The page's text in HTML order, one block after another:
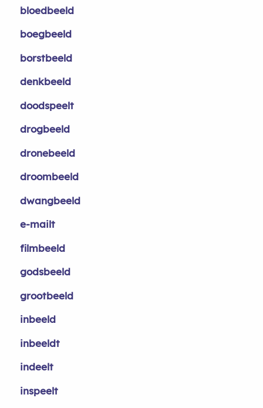
bloedbeeld
boegbeeld
borstbeeld
denkbeeld
doodspeelt
drogbeeld
dronebeeld
droombeeld
dwangbeeld
e-mailt
filmbeeld
godsbeeld
grootbeeld
inbeeld
inbeeldt
indeelt
inspeelt